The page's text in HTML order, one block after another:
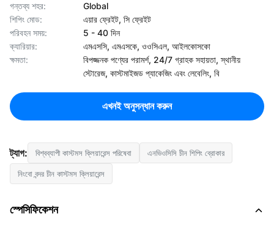
গন্তব্য শহর:
Global
শিপিং মোড:
এয়ার ফ্রেইট, সি ফ্রেইট
পরিবহন সময়:
5 - 40 দিন
ক্যারিয়ার:
এমএসসি, এমএসকে, ওওসিএল, আইলকোসকো
ক্ষমতা:
বিপজ্জনক পণ্যের পরামর্শ, 24/7 গ্রাহক সহায়তা, স্থানীয়
স্টোরেজ, কাস্টমাইজড প্যাকেজিং এবং লেবেলিং, বি
এখনই অনুসন্ধান করুন
ট্যাগ: বিশ্বব্যাপী কাস্টমস ক্লিয়ারেন্স পরিষেবা এনভিওসিসি চীন শিপিং ব্রোকার
নিংবো বন্দর চীন কাস্টমস ক্লিয়ারেন্স
স্পেসিফিকেশন